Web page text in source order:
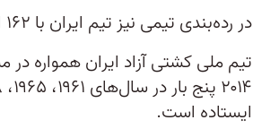
در رده‌بندی تیمی نیز تیم ایران با ۱۶۲ امتیاز به عنوان سوم دست یافت.
تیم ملی کشتی آزاد ایران همواره
ایستاده است.